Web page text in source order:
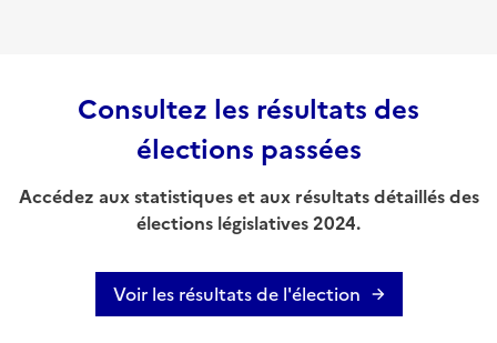
Consultez les résultats des
élections passées
Accédez aux statistiques et aux résultats détaillés des
élections législatives 2024.
Voir les résultats de l'élection